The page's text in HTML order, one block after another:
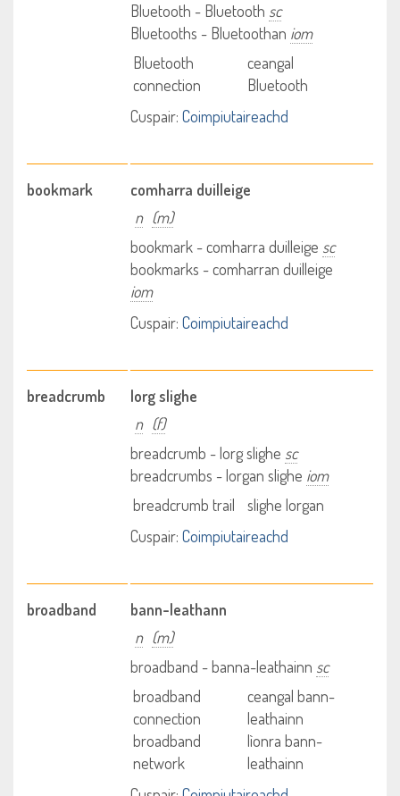
Bluetooth - Bluetooth sc
Bluetooths - Bluetoothan iom
Bluetooth
connection
ceangal
Bluetooth
Cuspair: Coimpiutaireachd
bookmark
comharra duilleige
n (m)
bookmark - comharra duilleige sc
bookmarks - comharran duilleige
iom
Cuspair: Coimpiutaireachd
breadcrumb
lorg slighe
n (f)
breadcrumb - lorg slighe sc
breadcrumbs - lorgan slighe iom
breadcrumb trail
slighe lorgan
Cuspair: Coimpiutaireachd
broadband
bann-leathann
n (m)
broadband - banna-leathainn sc
broadband
connection
ceangal bann-
leathainn
broadband
network
lìonra bann-
leathainn